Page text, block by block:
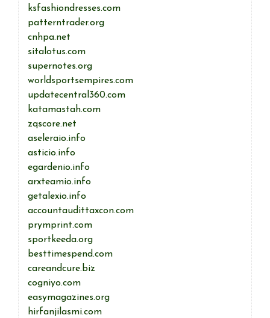
ksfashiondresses.com
patterntrader.org
cnhpa.net
sitalotus.com
supernotes.org
worldsportsempires.com
updatecentral360.com
katamastah.com
zqscore.net
aseleraio.info
asticio.info
egardenio.info
arxteamio.info
getalexio.info
accountaudittaxcon.com
prymprint.com
sportkeeda.org
besttimespend.com
careandcure.biz
cogniyo.com
easymagazines.org
hirfanjilasmi.com